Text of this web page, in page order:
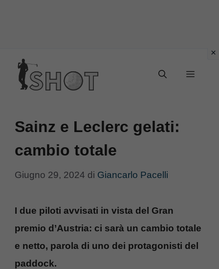
contenuto
Menu
Sainz e Leclerc gelati:
cambio totale
Giugno 29, 2024 di Giancarlo Pacelli
I due piloti avvisati in vista del Gran
premio d’Austria: ci sarà un cambio totale
e netto, parola di uno dei protagonisti del
paddock.